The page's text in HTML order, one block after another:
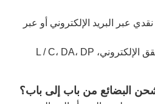
عبر البريد الإلكتروني أو عبر
الآن البطاقة الائتمانية، والتحقق الإلكتروني، L / C، DA، DP